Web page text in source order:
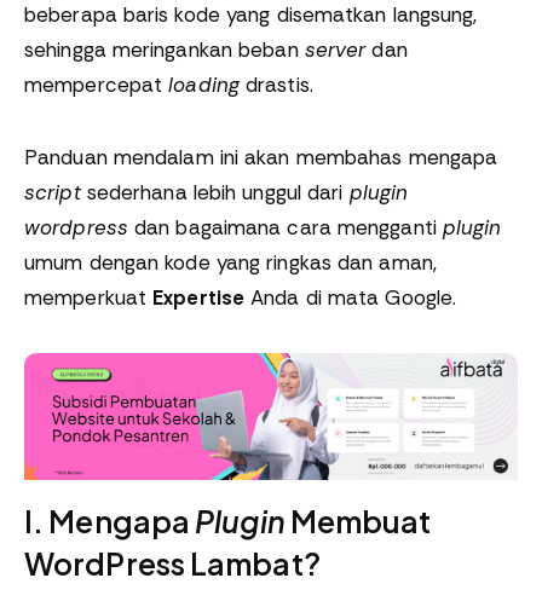
beberapa baris kode yang disematkan langsung,
sehingga meringankan beban serverdan
mempercepatloadingdrastis.
Panduan mendalam ini akan membahas mengapa
scriptsederhana lebih unggul dari plugin
wordpress dan bagaimana cara mengganti plugin
umum dengan kode yang ringkas dan aman,
memperkuat Expertise Anda di mata Google.
I. Mengapa Plugin Membuat
WordPress Lambat?